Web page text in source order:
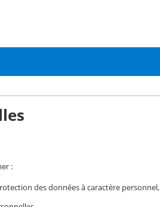
:
des données à caractère personnel,